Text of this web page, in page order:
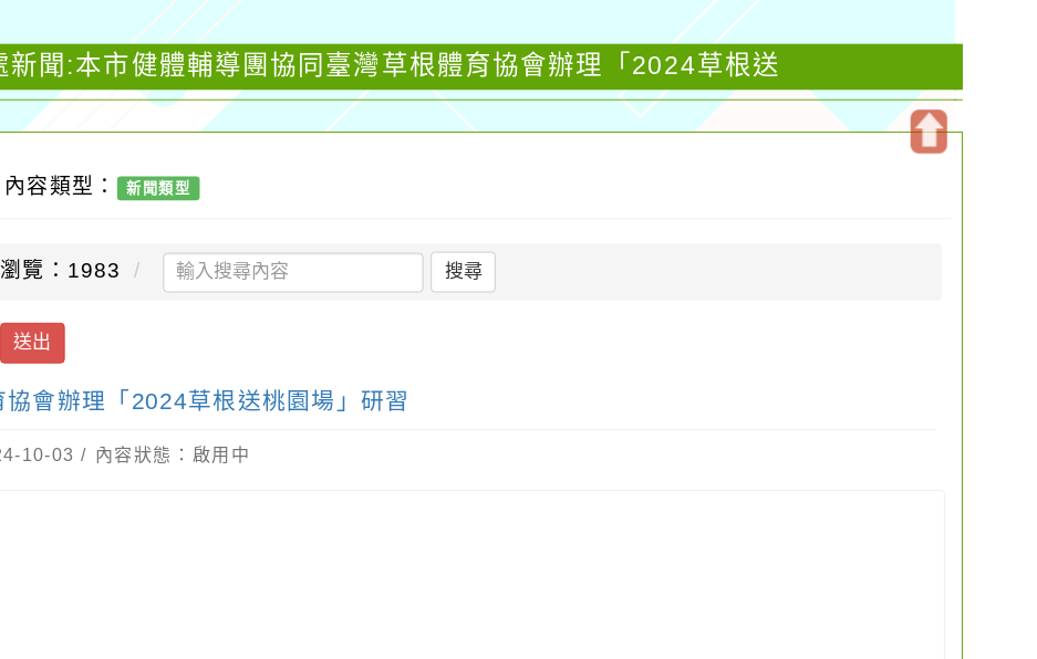
新聞:本市健體輔導團協同臺灣草根體育協會辦理「2024草根送
容類型： 新聞類型
瀏覽：1983 搜尋
送出
會辦理「2024草根送桃園場」研習
10-03 / 內容狀態：啟用中